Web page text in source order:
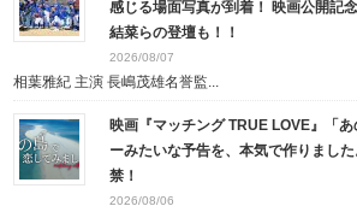
感じる場面写真が到着！ 映画公開記
結菜らの登壇も！！
2026/08/07
相葉雅紀 主演 長嶋茂雄名誉監...
映画『マッチング TRUE LOVE』「
ーみたいな予告を、本気で作りまし
禁！
2026/08/06